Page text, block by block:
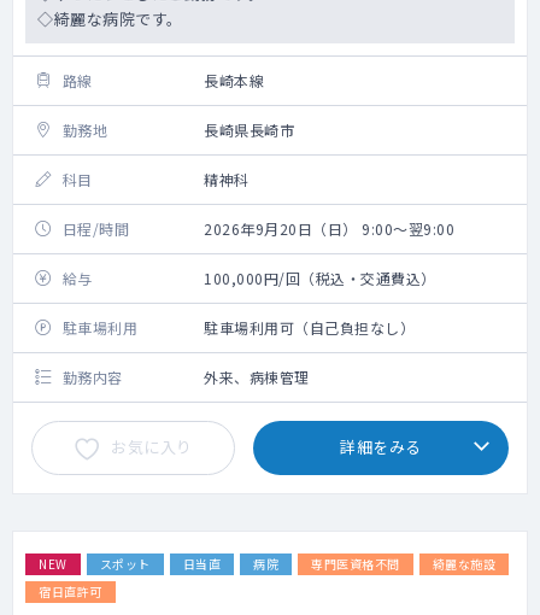
◇綺麗な病院です。
路線 長崎本線
勤務地 長崎県長崎市
科目 精神科
日程/時間 2026年9月20日（日） 9:00～翌9:00
給与 100,000円/回（税込・交通費込）
駐車場利用 駐車場利用可（自己負担なし）
勤務内容 外来、病棟管理
お気に入り 詳細をみる
NEW スポット 日当直 病院 専門医資格不問
綺麗な施設
宿日直許可